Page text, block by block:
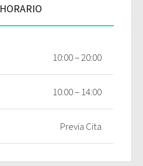
HORARIO
10:00 – 20:00
10:00 – 14:00
Previa Cita